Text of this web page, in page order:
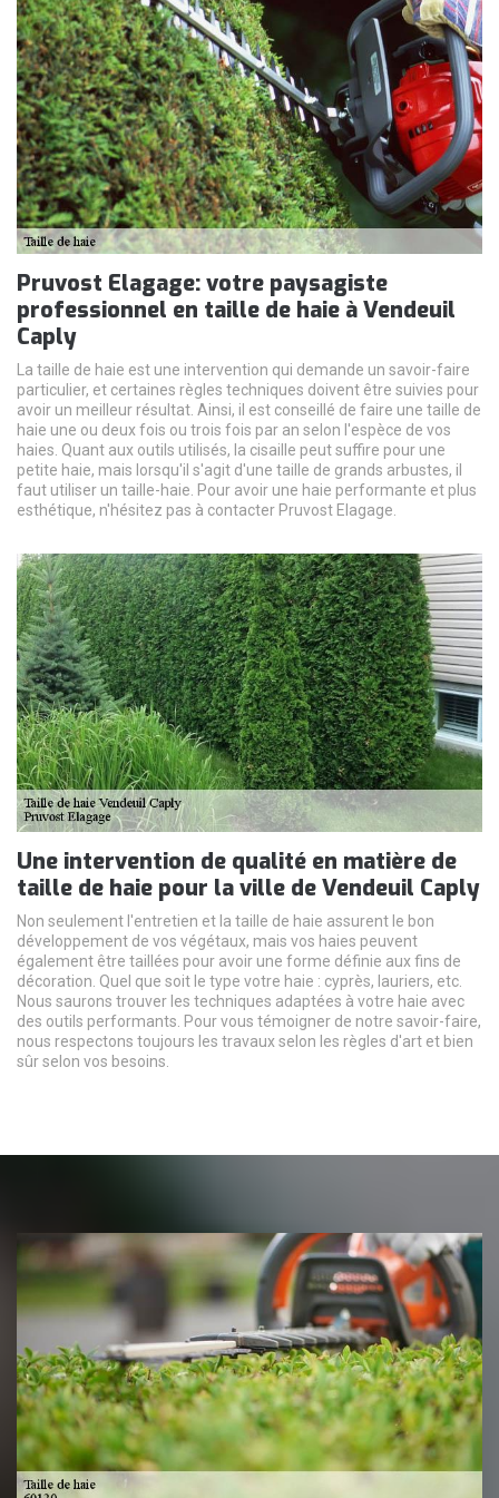
Pruvost Elagage: votre paysagiste
professionnel en taille de haie à Vendeuil
Caply
La taille de haie est une intervention qui demande un savoir-faire
particulier, et certaines règles techniques doivent être suivies pour
avoir un meilleur résultat. Ainsi, il est conseillé de faire une taille de
haie une ou deux fois ou trois fois par an selon l'espèce de vos
haies. Quant aux outils utilisés, la cisaille peut suffire pour une
petite haie, mais lorsqu'il s'agit d'une taille de grands arbustes, il
faut utiliser un taille-haie. Pour avoir une haie performante et plus
esthétique, n'hésitez pas à contacter Pruvost Elagage.
Une intervention de qualité en matière de
taille de haie pour la ville de Vendeuil Caply
Non seulement l'entretien et la taille de haie assurent le bon
développement de vos végétaux, mais vos haies peuvent
également être taillées pour avoir une forme définie aux fins de
décoration. Quel que soit le type votre haie : cyprès, lauriers, etc.
Nous saurons trouver les techniques adaptées à votre haie avec
des outils performants. Pour vous témoigner de notre savoir-faire,
nous respectons toujours les travaux selon les règles d'art et bien
sûr selon vos besoins.